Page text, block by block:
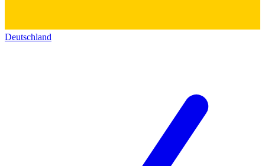
Deutschland